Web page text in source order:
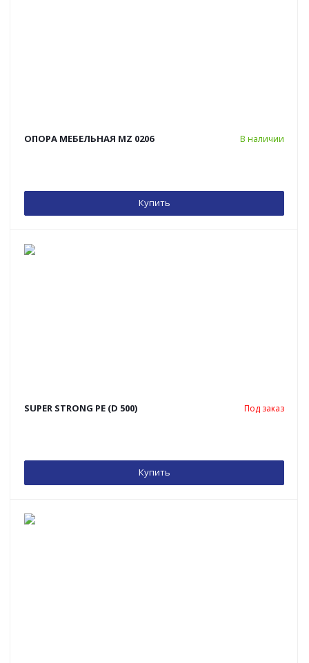
ОПОРА МЕБЕЛЬНАЯ MZ 0206 В наличии
Купить
SUPER STRONG PE (D 500) Под заказ
Купить